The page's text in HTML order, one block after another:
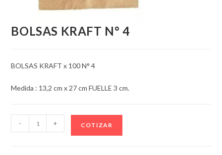
BOLSAS KRAFT N° 4
BOLSAS KRAFT x 100 N° 4
Medida : 13,2 cm x 27 cm FUELLE 3 cm.
KRAFT
- + COTIZAR